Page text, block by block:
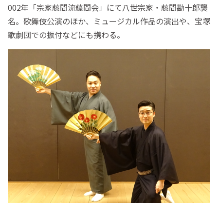
002年「宗家藤間流藤間会」にて八世宗家・藤間勘十郎襲
名。歌舞伎公演のほか、ミュージカル作品の演出や、宝塚
歌劇団での振付などにも携わる。